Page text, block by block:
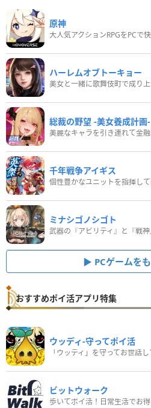
原神
大人気アクションRPGをPCで
ハーレムオブトーキョー
美女と一緒に歌舞伎町で成り上
総裁の野望 -美女養成計画-
美麗なキャラを引き連れて金
千年戦争アイギス
個性豊かなユニットを指揮し
ミナシゴノシゴト
PCゲームを
おすすめポイ活アプリ特集
ウッディ‐守ってポイ活
「ウッディ」を守ってお世話
ビットウォーク